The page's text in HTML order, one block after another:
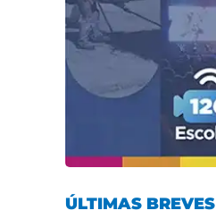
ÚLTIMAS BREVES